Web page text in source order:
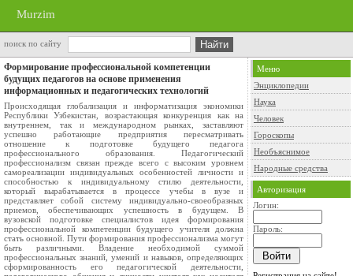
Murzim
поиск по сайту
Формирование профессиональной компетенции
будущих педагогов на основе применения
информационных и педагогических технологий
Происходящая глобализация и информатизация экономики
Республики Узбекистан, возрастающая конкуренция как на
внутреннем, так и международном рынках, заставляют
успешно работающие предприятия пересматривать
отношение к подготовке будущего педагога
профессионального образования. Педагогический
профессионализм связан прежде всего с высоким уровнем
самореализации индивидуальных особенностей личности и
способностью к индивидуальному стилю деятельности,
который вырабатывается в процессе учебы в вузе и
представляет собой систему индивидуально-своеобразных
приемов, обеспечивающих успешность в будущем. В
вузовской подготовке специалистов идея формирования
профессиональной компетенции будущего учителя должна
стать основной. Пути формирования профессионализма могут
быть различными. Владение необходимой суммой
профессиональных знаний, умений и навыков, определяющих
сформированность его педагогической деятельности,
Меню
Энциклопедии
Наука
Человек
Гороскопы
Необъяснимое
Народные средства
Авторизация
Логин:
Пароль: